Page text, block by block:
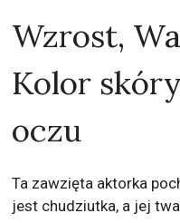
Wzrost,
Kolor
oczu
Ta zawzięta aktorka
jest chudziutka, a jej